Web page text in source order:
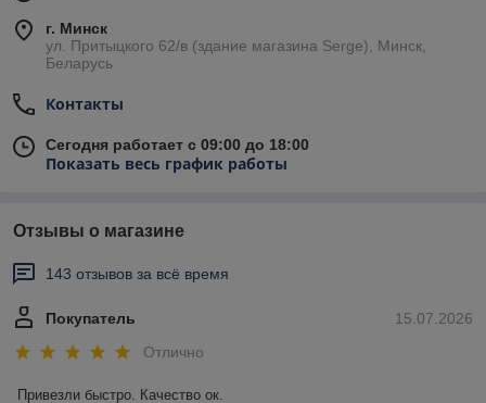
г. Минск
ул. Притыцкого 62/в (здание магазина Serge), Минск,
Беларусь
Контакты
Сегодня работает с 09:00 до 18:00
Показать весь график работы
Отзывы о магазине
143 отзывов за всё время
15.07.2026
Покупатель
Отлично
Привезли быстро. Качество ок.